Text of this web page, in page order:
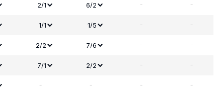
2/1 6/2 - -
1/1 1/5 - -
2/2 7/6 - -
7/1 2/2 - -
- - - -